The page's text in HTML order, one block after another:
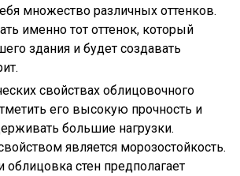
множество различных оттенков.
именно тот оттенок, который
здания и будет создавать
свойствах облицовочного
его высокую прочность и
большие нагрузки.
является морозостойкость.
облицовка стен предполагает